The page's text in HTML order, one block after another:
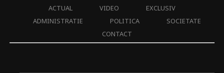
ACTUAL VIDEO
EXCLUSIV
ADMINISTRATIE
POLITICA
SOCIETATE
CONTACT